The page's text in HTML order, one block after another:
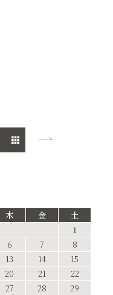
木 金
土
1
6 7
8
13 14
15
20 21
22
27 28
29